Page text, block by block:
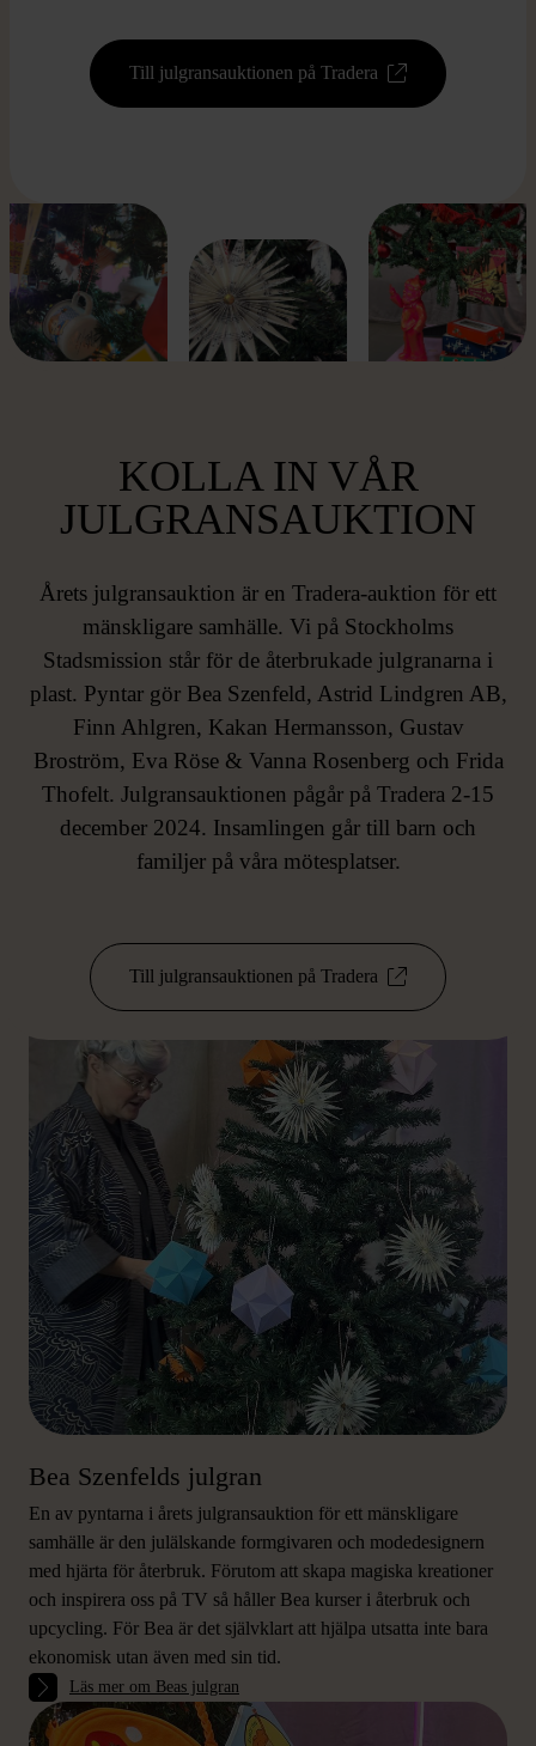
Till julgransauktionen på Tradera
KOLLA IN VÅR
JULGRANSAUKTION
Årets julgransauktion är en Tradera-auktion för ett
mänskligare samhälle. Vi på Stockholms
Stadsmission står för de återbrukade julgranarna i
plast. Pyntar gör Bea Szenfeld, Astrid Lindgren AB,
Finn Ahlgren, Kakan Hermansson, Gustav
Broström, Eva Röse & Vanna Rosenberg och Frida
Thofelt. Julgransauktionen pågår på Tradera 2-15
december 2024. Insamlingen går till barn och
familjer på våra mötesplatser.
Till julgransauktionen på Tradera
Bea Szenfelds julgran
En av pyntarna i årets julgransauktion för ett mänskligare
samhälle är den julälskande formgivaren och modedesignern
med hjärta för återbruk. Förutom att skapa magiska kreationer
och inspirera oss på TV så håller Bea kurser i återbruk och
upcycling. För Bea är det självklart att hjälpa utsatta inte bara
ekonomisk utan även med sin tid.
Läs mer om Beas julgran